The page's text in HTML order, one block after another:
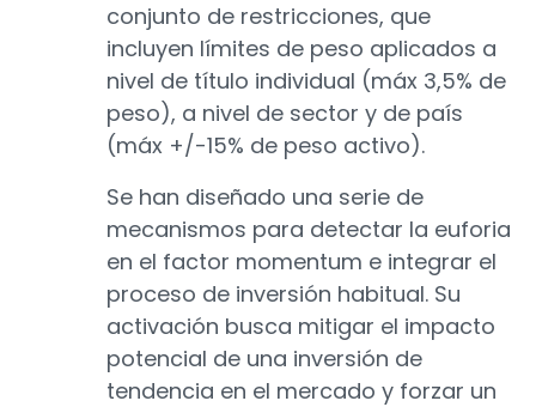
conjunto de restricciones, que
incluyen límites de peso aplicados a
nivel de título individual (máx 3,5% de
peso), a nivel de sector y de país
(máx +/-15% de peso activo).
Se han diseñado una serie de
mecanismos para detectar la euforia
en el factor momentum e integrar el
proceso de inversión habitual. Su
activación busca mitigar el impacto
potencial de una inversión de
tendencia en el mercado y forzar un